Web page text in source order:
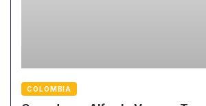
COLOMBIA